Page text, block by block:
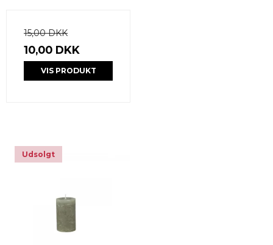
15,00 DKK
10,00 DKK
VIS PRODUKT
Udsolgt